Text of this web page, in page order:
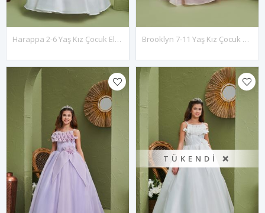
Harappa 2-6 Yaş Kız Çocuk Elbise 20185 Kırık Beyaz Brooklyn 7-11 Yaş Kız Çocuk Elbise 30169 Somon
TÜKENDI ❌